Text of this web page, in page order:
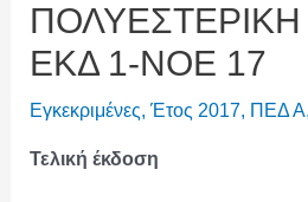
ΕΚΔ 1-ΝΟΕ 17
Εγκεκριμένες, Έτος 2017, ΠΕΔ Α,
Τελική έκδοση